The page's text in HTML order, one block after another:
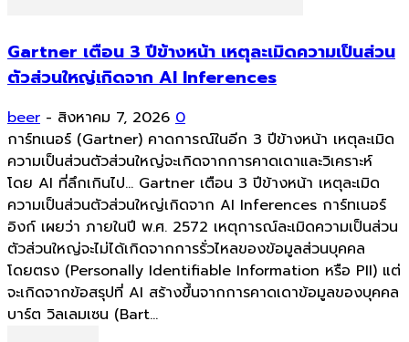
Gartner เตือน 3 ปีข้างหน้า เหตุละเมิดความเป็นส่วน
ตัวส่วนใหญ่เกิดจาก AI Inferences
beer - สิงหาคม 7, 2026 0
การ์ทเนอร์ (Gartner) คาดการณ์ในอีก 3 ปีข้างหน้า เหตุละเมิด
ความเป็นส่วนตัวส่วนใหญ่จะเกิดจากการคาดเดาและวิเคราะห์
โดย AI ที่ลึกเกินไป... Gartner เตือน 3 ปีข้างหน้า เหตุละเมิด
ความเป็นส่วนตัวส่วนใหญ่เกิดจาก AI Inferences การ์ทเนอร์
อิงก์ เผยว่า ภายในปี พ.ศ. 2572 เหตุการณ์ละเมิดความเป็นส่วน
ตัวส่วนใหญ่จะไม่ได้เกิดจากการรั่วไหลของข้อมูลส่วนบุคคล
โดยตรง (Personally Identifiable Information หรือ PII) แต่
จะเกิดจากข้อสรุปที่ AI สร้างขึ้นจากการคาดเดาข้อมูลของบุคคล
บาร์ต วิลเลมเซน (Bart...